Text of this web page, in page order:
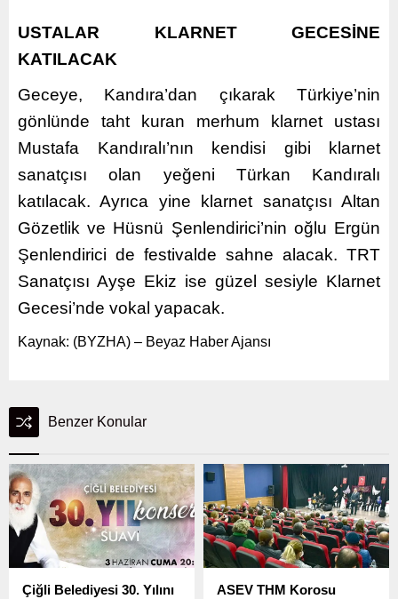
USTALAR KLARNET GECESİNE
KATILACAK
Geceye, Kandıra’dan çıkarak Türkiye’nin
gönlünde taht kuran merhum klarnet ustası
Mustafa Kandıralı’nın kendisi gibi klarnet
sanatçısı olan yeğeni Türkan Kandıralı
katılacak. Ayrıca yine klarnet sanatçısı Altan
Gözetlik ve Hüsnü Şenlendirici’nin oğlu Ergün
Şenlendirici de festivalde sahne alacak. TRT
Sanatçısı Ayşe Ekiz ise güzel sesiyle Klarnet
Gecesi’nde vokal yapacak.
Kaynak: (BYZHA) – Beyaz Haber Ajansı
Benzer Konular
Çiğli Belediyesi 30. Yılını
ASEV THM Korosu